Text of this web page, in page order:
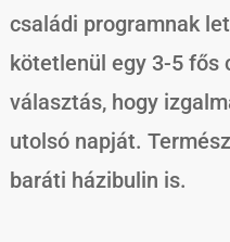
családi programnak
kötetlenül egy 3-5 fős
választás, hogy
utolsó napját.
baráti házibulin is.